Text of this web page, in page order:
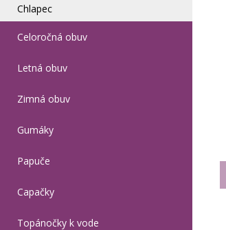
Chlapec
Celoročná obuv
Letná obuv
Zimná obuv
Gumáky
Papuče
Capačky
Topánočky k vode